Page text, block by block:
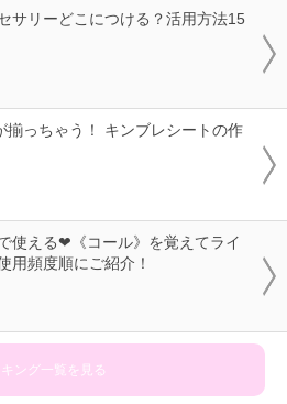
サリーどこにつける？活用方法15
揃っちゃう！ キンブレシートの作
使える❤《コール》を覚えてライ
用頻度順にご紹介！
キング一覧を見る